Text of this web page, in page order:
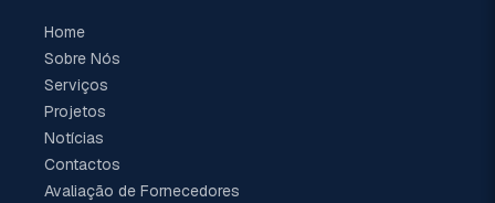
Home
Sobre Nós
Serviços
Projetos
Notícias
Contactos
Avaliação de Fornecedores